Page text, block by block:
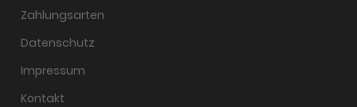
Zahlungsarten
Datenschutz
Impressum
Kontakt